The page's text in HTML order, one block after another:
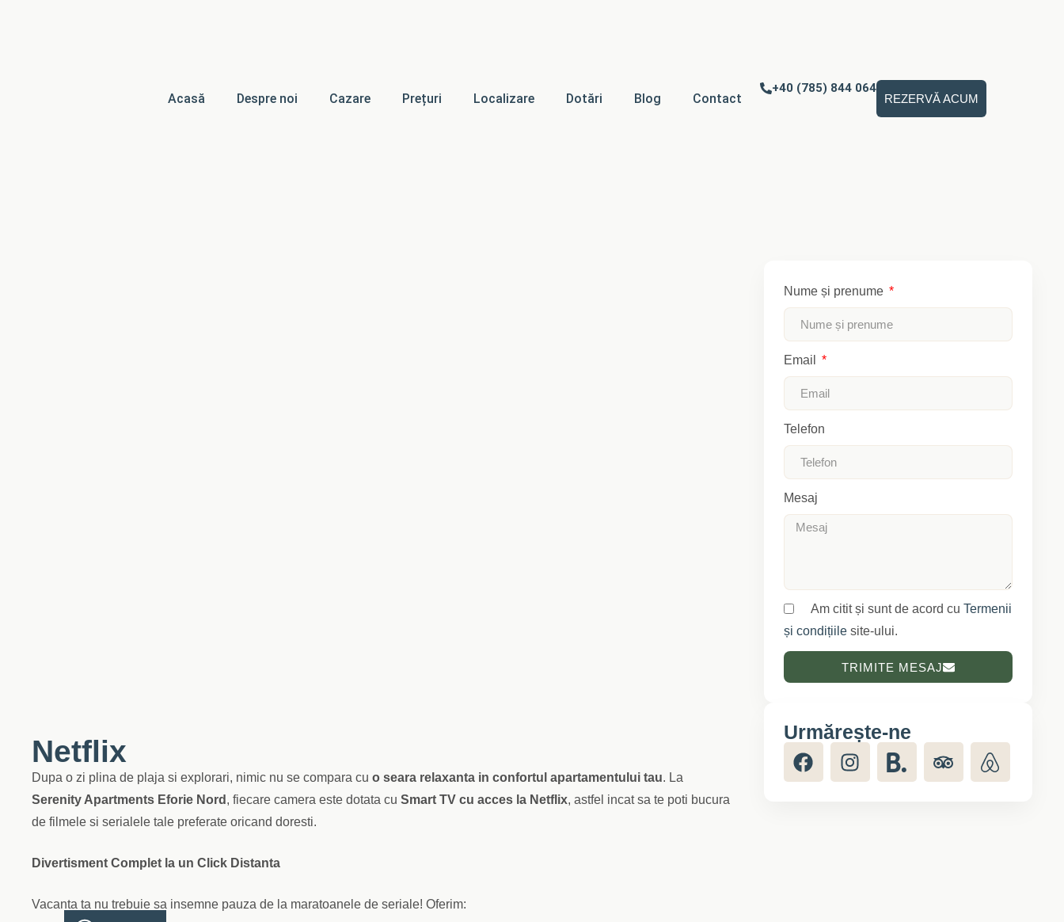
Acasă Despre noi Cazare Prețuri Localizare Dotări Blog Contact
+40 (785) 844 064
REZERVĂ ACUM
Netflix
Dupa o zi plina de plaja si explorari, nimic nu se compara cu o seara relaxanta in confortul apartamentului tau. La
Serenity Apartments Eforie Nord , fiecare camera este dotata cu Smart TV cu acces la Netflix, astfel incat sa te poti bucura
de filmele si serialele tale preferate oricand doresti.
Divertisment Complet la un Click Distanta
Vacanta ta nu trebuie sa insemne pauza de la maratoanele de seriale! Oferim:
Nume și prenume
Email
Telefon
Mesaj
Am citit și sunt de acord cu Termenii
și condițiile site-ului.
TRIMITE MESAJ
Urmărește-ne